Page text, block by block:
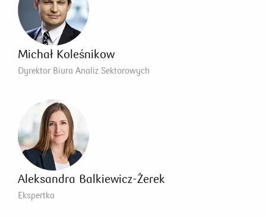
Michał Koleśnikow
Dyrektor Biura Analiz Sektorowych
Aleksandra Balkiewicz-Żerek
Ekspertka